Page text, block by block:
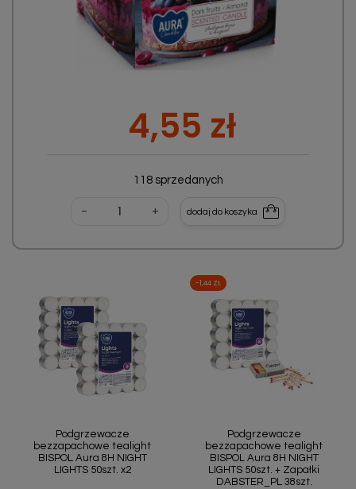
4,55 zł
118 sprzedanych
- + dodaj do koszyka
Podgrzewacze
bezzapachowe tealight
BISPOL Aura 8H NIGHT
LIGHTS 50szt. x2
Podgrzewacze
bezzapachowe tealight
BISPOL Aura 8H NIGHT
LIGHTS 50szt. + Zapałki
DABSTER_PL 38szt.
-1,44 ZŁ